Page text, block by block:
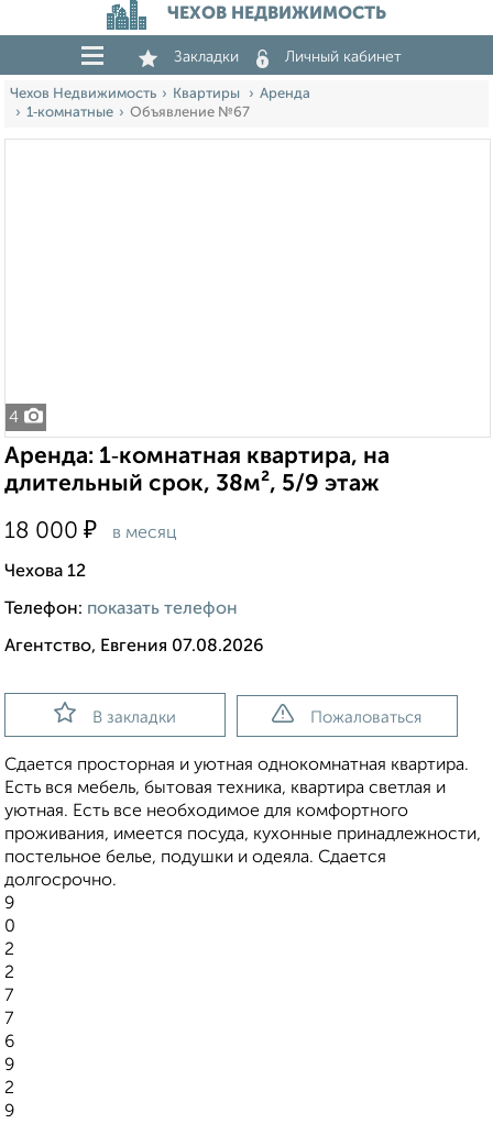
ЧЕХОВ НЕДВИЖИМОСТЬ
Закладки Личный кабинет
Чехов Недвижимость Квартиры
Аренда
1‑комнатные
Объявление №67
4
Аренда: 1‑комнатная квартира, на
длительный срок, 38м², 5/9 этаж
18 000 ₽ в месяц
Чехова 12
Телефон: показать телефон
Агентство, Евгения 07.08.2026
В закладки Пожаловаться
Сдается просторная и уютная однокомнатная квартира.
Есть вся мебель, бытовая техника, квартира светлая и
уютная. Есть все необходимое для комфортного
проживания, имеется посуда, кухонные принадлежности,
постельное белье, подушки и одеяла. Сдается
долгосрочно.
9
0
2
2
7
7
6
9
2
9